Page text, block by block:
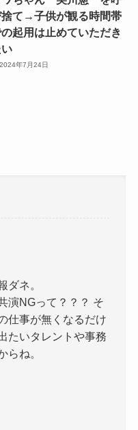
て→子供が観る時間帯
起用は止めていただき
2024年7月24日
ダネ。
演NGって？？？ そ
仕事が無くなるだけ
たいタレントや事務
らね。